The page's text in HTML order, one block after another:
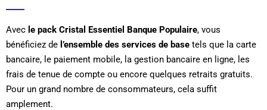
Avec le pack Cristal Essentiel Banque Populaire, vous
bénéficiez de l’ensemble des services de base tels que la carte
bancaire, le paiement mobile, la gestion bancaire en ligne, les
frais de tenue de compte ou encore quelques retraits gratuits.
Pour un grand nombre de consommateurs, cela suffit
amplement.